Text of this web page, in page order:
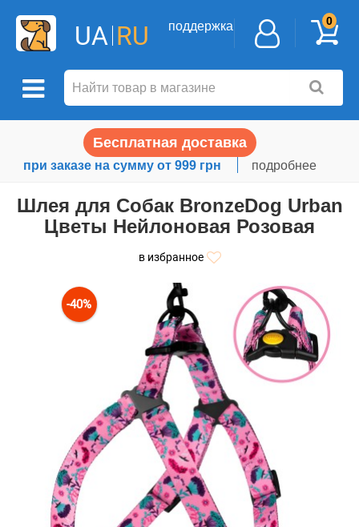
UA RU поддержка 0
Бесплатная доставка
при заказе на сумму от 999 грн подробнее
Шлея для Собак BronzeDog Urban
Цветы Нейлоновая Розовая
в избранное
-40%